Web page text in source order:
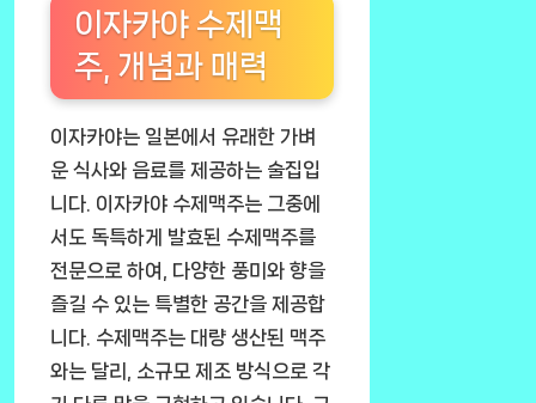
이자카야 수제맥
주, 개념과 매력
이자카야는 일본에서 유래한 가벼
운 식사와 음료를 제공하는 술집입
니다. 이자카야 수제맥주는 그중에
서도 독특하게 발효된 수제맥주를
전문으로 하여, 다양한 풍미와 향을
즐길 수 있는 특별한 공간을 제공합
니다. 수제맥주는 대량 생산된 맥주
와는 달리, 소규모 제조 방식으로 각